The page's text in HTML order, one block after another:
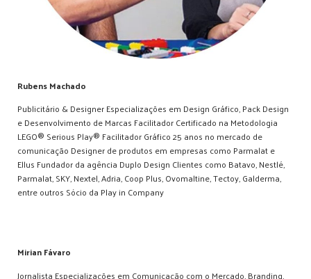
Rubens Machado
Publicitário & Designer Especializações em Design Gráfico, Pack Design
e Desenvolvimento de Marcas Facilitador Certificado na Metodologia
LEGO® Serious Play® Facilitador Gráfico 25 anos no mercado de
comunicação Designer de produtos em empresas como Parmalat e
Ellus Fundador da agência Duplo Design Clientes como Batavo, Nestlé,
Parmalat, SKY, Nextel, Adria, Coop Plus, Ovomaltine, Tectoy, Galderma,
entre outros Sócio da Play in Company
Mirian Fávaro
Jornalista Especializações em Comunicação com o Mercado, Branding,